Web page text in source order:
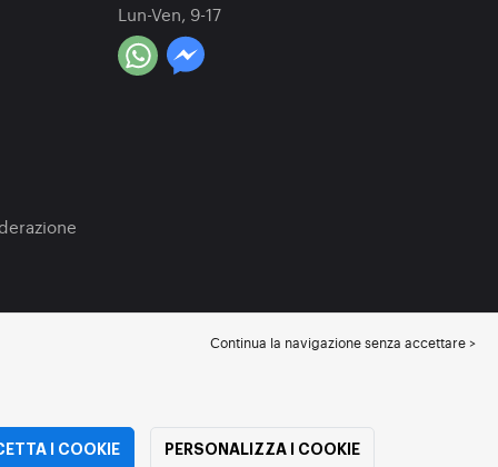
Lun-Ven, 9-17
Continua la navigazione senza accettare >
I COOKIE PERSONALIZZA I COOKIE